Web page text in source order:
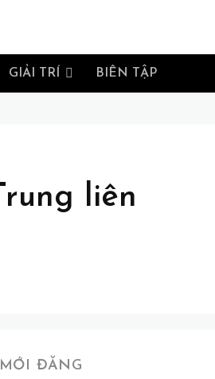
GIẢI TRÍ BIÊN TẬP
liên
ĐĂNG